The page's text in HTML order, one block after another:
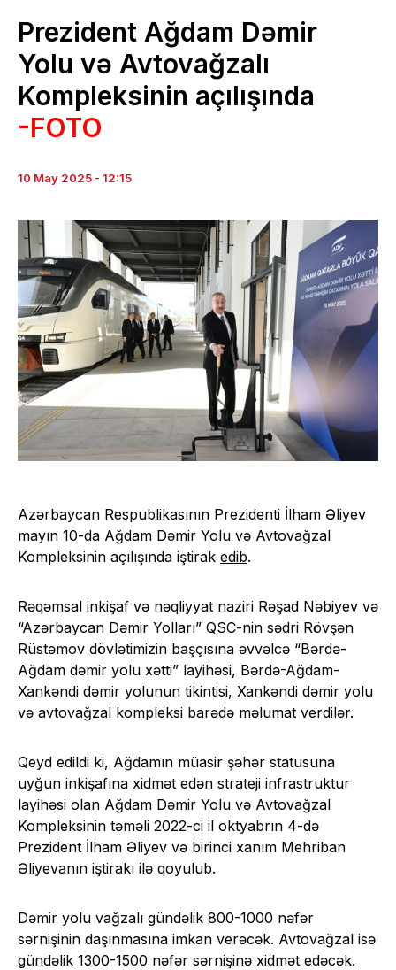
Prezident Ağdam Dəmir
Yolu və Avtovağzalı
Kompleksinin açılışında
-FOTO
10 May 2025 - 12:15
Azərbaycan Respublikasının Prezidenti İlham Əliyev
mayın 10-da Ağdam Dəmir Yolu və Avtovağzal
Kompleksinin açılışında iştirak edib.
Rəqəmsal inkişaf və nəqliyyat naziri Rəşad Nəbiyev və
“Azərbaycan Dəmir Yolları” QSC-nin sədri Rövşən
Rüstəmov dövlətimizin başçısına əvvəlcə “Bərdə-
Ağdam dəmir yolu xətti” layihəsi, Bərdə-Ağdam-
Xankəndi dəmir yolunun tikintisi, Xankəndi dəmir yolu
və avtovağzal kompleksi barədə məlumat verdilər.
Qeyd edildi ki, Ağdamın müasir şəhər statusuna
uyğun inkişafına xidmət edən strateji infrastruktur
layihəsi olan Ağdam Dəmir Yolu və Avtovağzal
Kompleksinin təməli 2022-ci il oktyabrın 4-də
Prezident İlham Əliyev və birinci xanım Mehriban
Əliyevanın iştirakı ilə qoyulub.
Dəmir yolu vağzalı gündəlik 800-1000 nəfər
sərnişinin daşınmasına imkan verəcək. Avtovağzal isə
gündəlik 1300-1500 nəfər sərnişinə xidmət edəcək.